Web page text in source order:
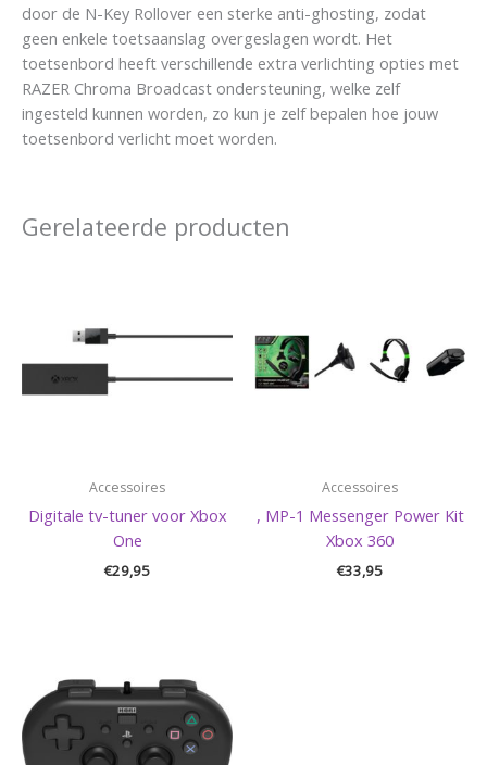
door de N-Key Rollover een sterke anti-ghosting, zodat
geen enkele toetsaanslag overgeslagen wordt. Het
toetsenbord heeft verschillende extra verlichting opties met
RAZER Chroma Broadcast ondersteuning, welke zelf
ingesteld kunnen worden, zo kun je zelf bepalen hoe jouw
toetsenbord verlicht moet worden.
Gerelateerde producten
Accessoires
Digitale tv-tuner voor Xbox
One
€29,95
Accessoires
, MP-1 Messenger Power Kit
Xbox 360
€33,95